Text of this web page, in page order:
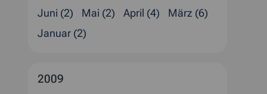
Juni (2)
Mai (2) April (4)
März (6)
Januar (2)
2009